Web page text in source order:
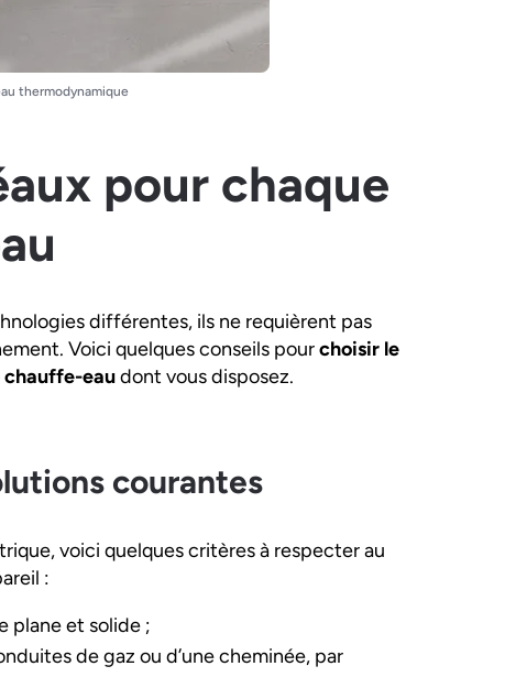
thermodynamique
pour chaque
différentes, ils ne requièrent pas
Voici quelques conseils pourchoisir le
chauffe-eaudont vous disposez.
courantes
voici quelques critères à respecter au
:
plane et solide ;
de gaz ou d’une cheminée, par